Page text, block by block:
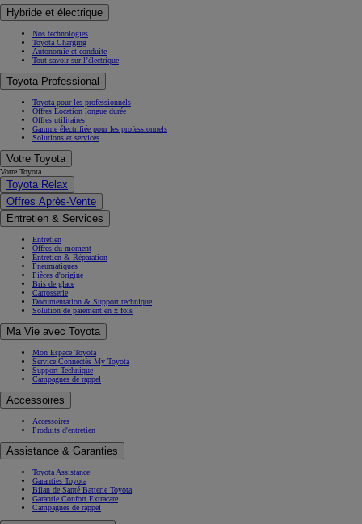
Nos technologies
Toyota Charging
Autonomie et conduite
Tout savoir sur l’électrique
Toyota Professional
Toyota pour les professionnels
Offres Location longue durée
Offres utilitaires
Gamme électrifiée pour les professionnels
Solutions et services
Votre Toyota
Votre Toyota
Toyota Relax
Offres Après-Vente
Entretien & Services
Entretien
Offres du moment
Entretien & Réparation
Pneumatiques
Pièces d'origine
Bris de glace
Carrosserie
Documentation & Support technique
Solution de paiement en x fois
Ma Vie avec Toyota
Mon Espace Toyota
Service Connectés My Toyota
Support Technique
Campagnes de rappel
Accessoires
Accessoires
Produits d'entretien
Assistance & Garanties
Toyota Assistance
Garanties Toyota
Bilan de Santé Batterie Toyota
Garantie Confort Extracare
Campagnes de rappel
Systèmes de sécurité